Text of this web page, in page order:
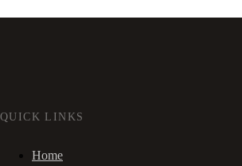
QUICK LINKS
Home